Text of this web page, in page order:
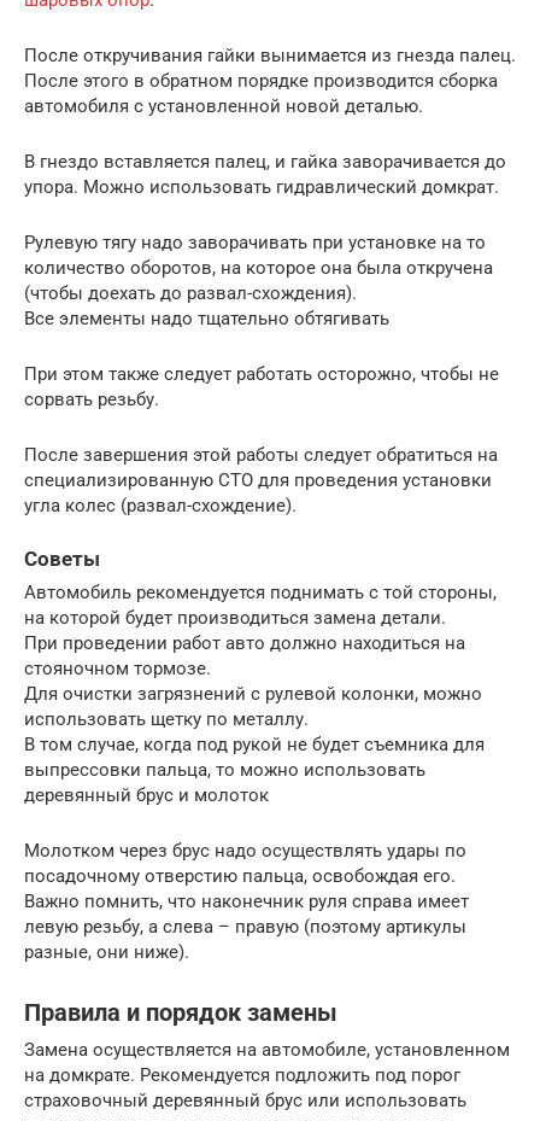
После откручивания гайки вынимается из гнезда палец.
После этого в обратном порядке производится сборка
автомобиля с установленной новой деталью.
В гнездо вставляется палец, и гайка заворачивается до
упора. Можно использовать гидравлический домкрат.
Рулевую тягу надо заворачивать при установке на то
количество оборотов, на которое она была откручена
(чтобы доехать до развал-схождения).
Все элементы надо тщательно обтягивать
При этом также следует работать осторожно, чтобы не
сорвать резьбу.
После завершения этой работы следует обратиться на
специализированную СТО для проведения установки
угла колес (развал-схождение).
Советы
Автомобиль рекомендуется поднимать с той стороны,
на которой будет производиться замена детали.
При проведении работ авто должно находиться на
стояночном тормозе.
Для очистки загрязнений с рулевой колонки, можно
использовать щетку по металлу.
В том случае, когда под рукой не будет съемника для
выпрессовки пальца, то можно использовать
деревянный брус и молоток
Молотком через брус надо осуществлять удары по
посадочному отверстию пальца, освобождая его.
Важно помнить, что наконечник руля справа имеет
левую резьбу, а слева – правую (поэтому артикулы
разные, они ниже).
Правила и порядок замены
Замена осуществляется на автомобиле, установленном
на домкрате. Рекомендуется подложить под порог
страховочный деревянный брус или использовать